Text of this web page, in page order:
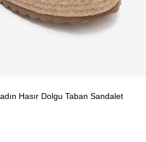
Hasır Dolgu Taban Sandalet